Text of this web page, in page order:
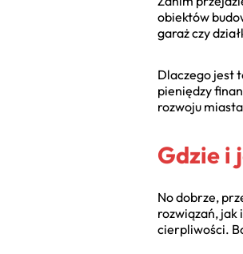
obiektów
garaż czy
Dlaczego jest
pieniędzy
rozwoju
Gdzie i
No dobrze,
rozwiązań, jak
cierpliwości.